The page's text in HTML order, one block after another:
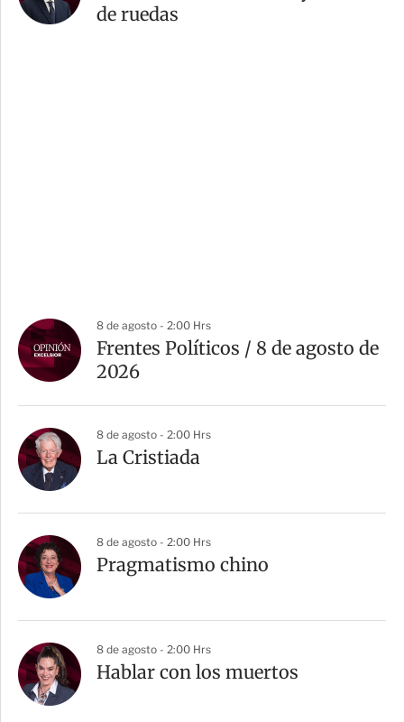
de ruedas
8 de agosto - 2:00 Hrs
Frentes Políticos / 8 de agosto de
2026
8 de agosto - 2:00 Hrs
La Cristiada
8 de agosto - 2:00 Hrs
Pragmatismo chino
8 de agosto - 2:00 Hrs
Hablar con los muertos